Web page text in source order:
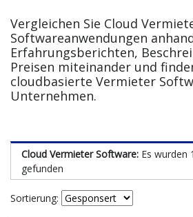
Vergleichen Sie Cloud
Softwareanwendungen
Erfahrungsberichten,
Preisen miteinander und
cloudbasierte Vermieter
Unternehmen.
Cloud Vermieter Software: Es wurden
gefunden
Sortierung: